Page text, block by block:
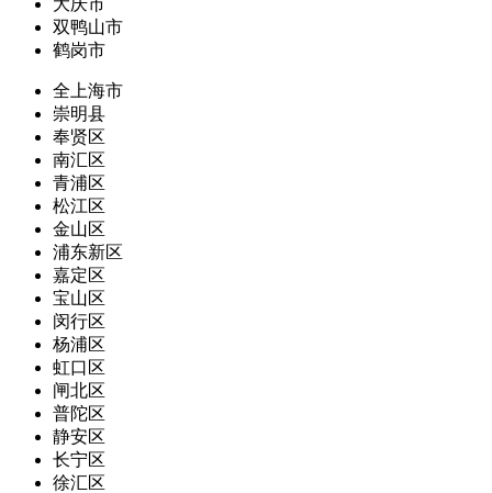
大庆市
双鸭山市
鹤岗市
全上海市
崇明县
奉贤区
南汇区
青浦区
松江区
金山区
浦东新区
嘉定区
宝山区
闵行区
杨浦区
虹口区
闸北区
普陀区
静安区
长宁区
徐汇区